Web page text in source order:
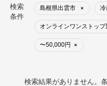
検索
条件
島根県出雲市 ×
オンラインワンストップ
〜50,000円 ×
検索結果がありません。